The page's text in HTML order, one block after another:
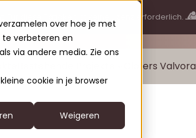
over hoe je met
verbeteren en
via andere media. Zie ons
cookie in je browser
Weigeren
Für diese Tätigkeit ist keine Lizenz erforderlich.
Clofers Valvora